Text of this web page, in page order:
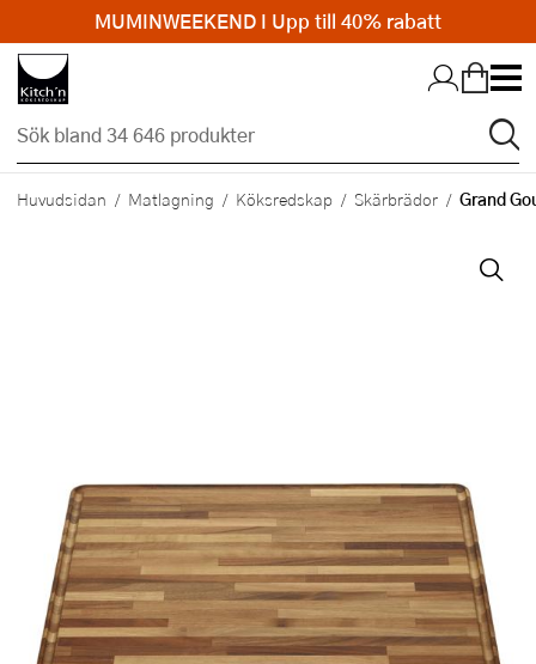
Hopp till huvudinnehållet
Huvudsidan Matlagning Köksredskap Skärbrädor Grand
MUMINWEEKEND I Upp till 40% rabatt